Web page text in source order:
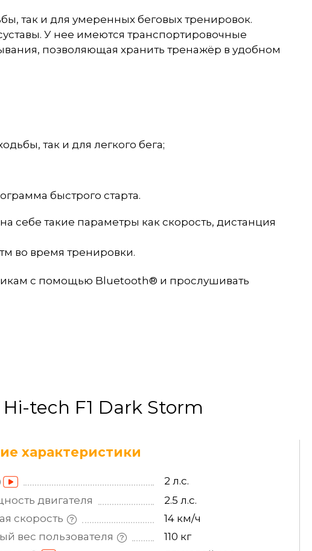
так и для умеренных беговых тренировок.
У нее имеются транспортировочные
позволяющая хранить тренажёр в удобном
так и для легкого бега;
быстрого старта.
себе такие параметры как скорость, дистанция
во время тренировки.
с помощью Bluetooth® и прослушивать
tech F1 Dark Storm
характеристики
2 л.с.
двигателя
2.5 л.с.
скорость
14 км/ч
вес пользователя
110 кг